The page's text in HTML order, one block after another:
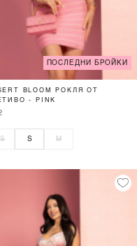
ПОСЛЕДНИ БРОЙКИ
BLOOM РОКЛЯ ОТ
- PINK
S M